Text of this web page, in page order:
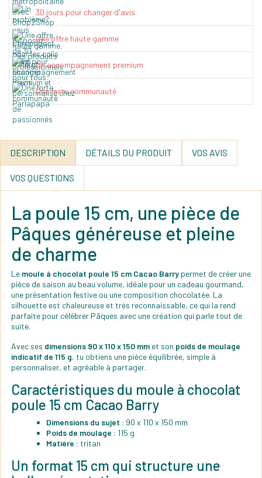
30 jours pour changer d'avis
Une offre haute gamme
Un accompagnement premium
Une forte communauté
DESCRIPTION DÉTAILS DU PRODUIT VOS AVIS
VOS QUESTIONS
La poule 15 cm, une pièce de
Pâques généreuse et pleine
de charme
Le moule à chocolat poule 15 cm Cacao Barry permet de créer une
pièce de saison au beau volume, idéale pour un cadeau gourmand,
une présentation festive ou une composition chocolatée. La
silhouette est chaleureuse et très reconnaissable, ce qui la rend
parfaite pour célébrer Pâques avec une création qui parle tout de
suite.
Avec ses dimensions 90 x 110 x 150 mm et son poids de moulage
indicatif de 115 g, tu obtiens une pièce équilibrée, simple à
personnaliser, et agréable à partager.
Caractéristiques du moule à chocolat
poule 15 cm Cacao Barry
Dimensions du sujet : 90 x 110 x 150 mm
Poids de moulage : 115 g
Matière : tritan
Un format 15 cm qui structure une